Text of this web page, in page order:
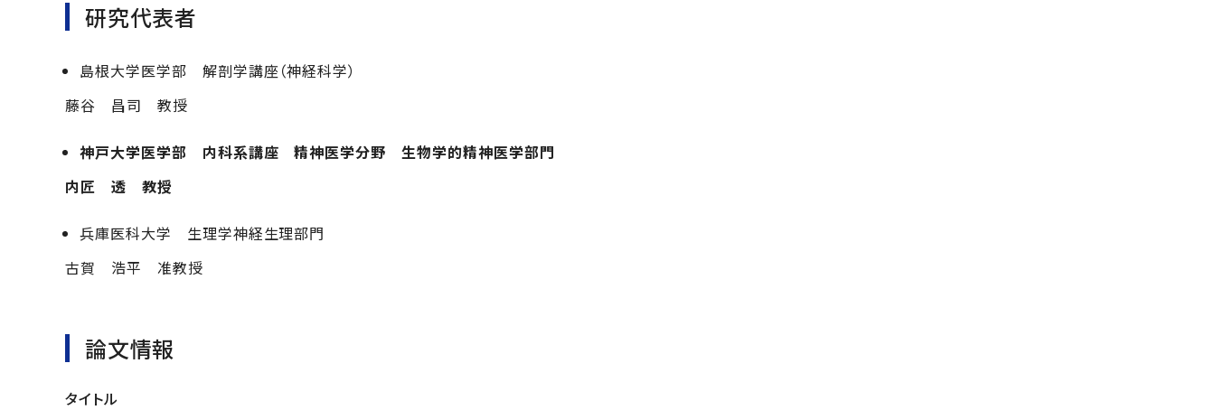
研究代表者
島根大学医学部 解剖学講座（神経科学）
藤谷 昌司 教授
神戸大学医学部 内科系講座 精神医学分野 生物学的精神医学部門
内匠 透 教授
兵庫医科大学 生理学神経生理部門
古賀 浩平 准教授
論文情報
タイトル